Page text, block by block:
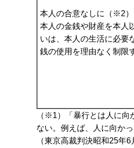
本人の合意なしに（※2）
本人の金銭や財産を本人
いは、本人の生活に必要
銭の使用を理由なく制限
（※1）「暴行とは人に向
ない。例えば、人に向か
（東京高裁判決昭和25年6